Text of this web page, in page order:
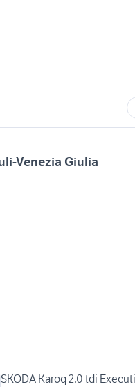
Venezia Giulia
SKODA Karoq 2.0 tdi